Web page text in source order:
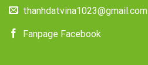
thanhdatvina1023@gmail.com
Fanpage Facebook